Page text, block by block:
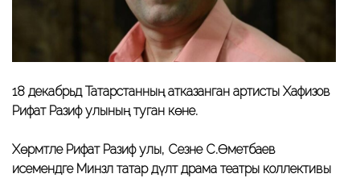
18 декабрьдә Татарстанның атказанган артисты Хафизов
Рифат Разиф улының туган көне.
Хөрмәтле Рифат Разиф улы, Сезне С.Өметбаев
исемендәге Минзәлә татар дәүләт драма театры коллективы